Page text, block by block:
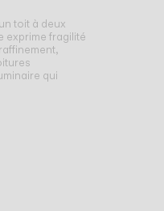
toit à deux
exprime fragilité
qui